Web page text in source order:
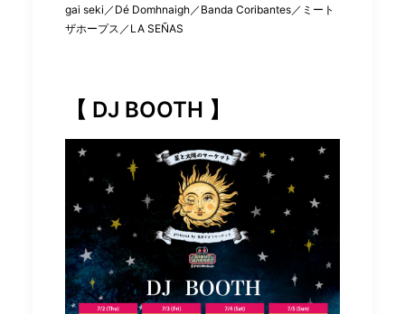
gai seki／Dé Domhnaigh／Banda Coribantes／ミート
ザホープス／LA SEÑAS
【 DJ BOOTH 】